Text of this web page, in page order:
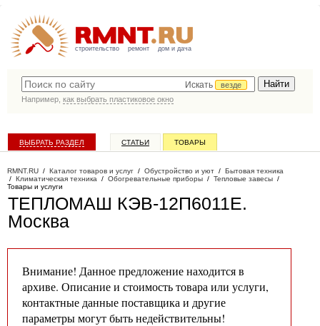
строительство ремонт дом и дача
Искать
везде
Например, как выбрать пластиковое окно
ВЫБРАТЬ РАЗДЕЛ СТАТЬИ ТОВАРЫ
RMNT.RU / Каталог товаров и услуг / Обустройство и уют / Бытовая техника
/ Климатическая техника / Обогревательные приборы / Тепловые завесы /
Товары и услуги
ТЕПЛОМАШ КЭВ-12П6011Е.
Москва
Внимание! Данное предложение находится в
архиве. Описание и стоимость товара или услуги,
контактные данные поставщика и другие
параметры могут быть недействительны!